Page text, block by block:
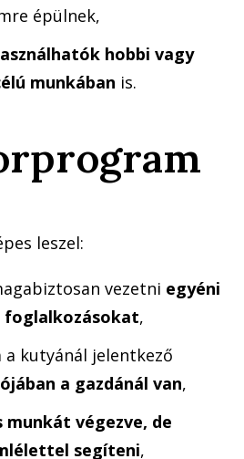
épülnek,
hobbi vagy
munkában is.
leszel:
vezetni egyéni
foglalkozásokat,
kutyánál jelentkező
a gazdánál van,
munkát végezve, de
segíteni,